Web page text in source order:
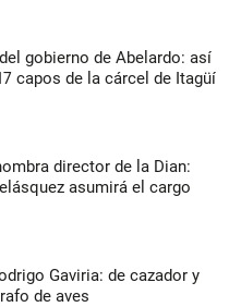
gobierno de Abelardo: así
capos de la cárcel de Itagüí
director de la Dian:
asumirá el cargo
Gaviria: de cazador y
de aves